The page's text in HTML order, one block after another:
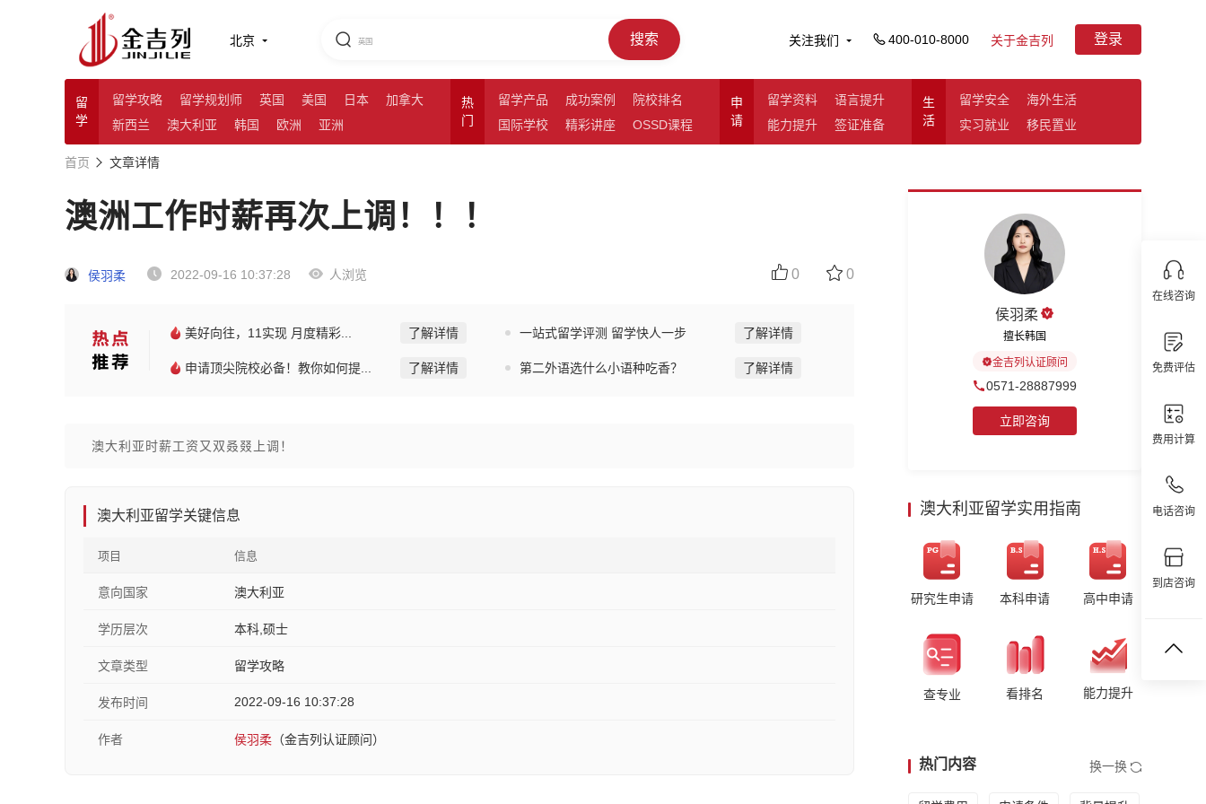
北京 搜索 关注我们 400-010-8000 关于金吉列 登录
留
学
留学攻略 留学规划师 英国 美国 日本
加拿大
新西兰
澳大利亚 韩国 欧洲 亚洲
热
门
留学产品 成功案例
院校排名
国际学校
精彩讲座 OSSD课程
申
请
留学资料
语言提升
能力提升
签证准备
生
活
留学安全
海外生活
实习就业
移民置业
在线咨询
免费评估
费用计算
电话咨询
到店咨询
首页 文章详情
澳洲工作时薪再次上调！！！
侯羽柔 2022-09-16 10:37:28 人浏览 0 0
美好向往，11实现 月度精彩... 了解详情 一站式留学评测 留学快人一步 了解详情
申请顶尖院校必备！教你如何提... 了解详情 第二外语选什么小语种吃香？ 了解详情
澳大利亚时薪工资又双叒叕上调！
澳大利亚留学关键信息
项目 信息
意向国家 澳大利亚
学历层次 本科,硕士
文章类型 留学攻略
发布时间 2022-09-16 10:37:28
作者 侯羽柔 （金吉列认证顾问）
侯羽柔
擅长韩国
金吉列认证顾问
0571-28887999
立即咨询
澳大利亚留学实用指南
研究生申请 本科申请 高中申请
查专业 看排名 能力提升
热门内容 换一换